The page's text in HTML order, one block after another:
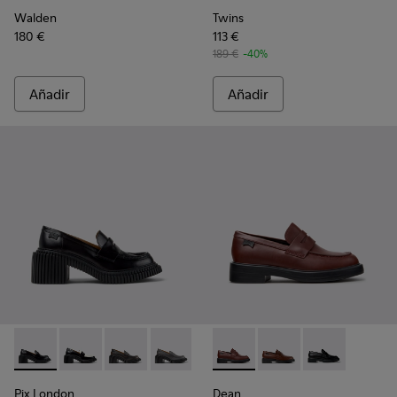
Walden
180 €
Añadir
Twins
113 €
189 € -40%
Añadir
Pix London - K201811-001 - Mocasines de piel negros para
Pix London - K201811-006 - Mocasines de piel
Pix London - K201811-004 - Mocasines de
Pix London - K201811-002
Pix London
Dean - K201790-008 -
Dean - K201790-005
Dean -
Dean